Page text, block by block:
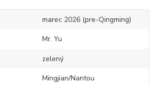
marec 2026 (pre-Qingming)
Mr. Yu
zelený
Mingjian/Nantou